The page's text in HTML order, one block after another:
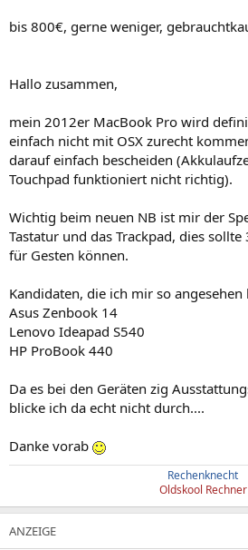
bis 800€, gerne weniger,
Hallo zusammen,
mein 2012er MacBook Pro wird
einfach nicht mit OSX zurecht
darauf einfach bescheiden
Touchpad funktioniert nicht richtig).
Wichtig beim neuen NB ist mir der
Tastatur und das Trackpad, dies
für Gesten können.
Kandidaten, die ich mir so angesehen
Asus Zenbook 14
Lenovo Ideapad S540
HP ProBook 440
Da es bei den Geräten zig
blicke ich da echt nicht durch....
Danke vorab
Rechenknecht
Oldskool Rechner